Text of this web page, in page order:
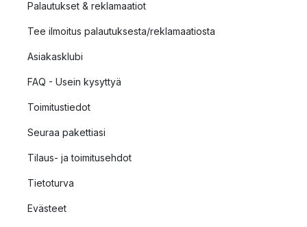
Palautukset & reklamaatiot
Tee ilmoitus palautuksesta/reklamaatiosta
Asiakasklubi
FAQ - Usein kysyttyä
Toimitustiedot
Seuraa pakettiasi
Tilaus- ja toimitusehdot
Tietoturva
Evästeet